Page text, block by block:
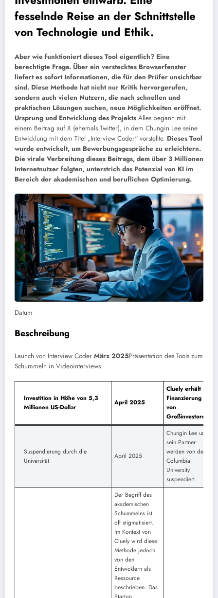
fesselnde Reise an der Schnittstelle
von Technologie und Ethik.
Aber wie funktioniert dieses Tool eigentlich? Eine
berechtigte Frage. Über ein verstecktes Browserfenster
liefert es sofort Informationen, die für den Prüfer unsichtbar
sind. Diese Methode hat nicht nur Kritik hervorgerufen,
sondern auch vielen Nutzern, die nach schnellen und
praktischen Lösungen suchen, neue Möglichkeiten eröffnet.
Ursprung und Entwicklung des Projekts Alles begann mit
einem Beitrag auf X (ehemals Twitter), in dem Chungin Lee seine
Entwicklung mit dem Titel „Interview Coder“ vorstellte. Dieses Tool
wurde entwickelt, um Bewerbungsgespräche zu erleichtern.
Die virale Verbreitung dieses Beitrags, dem über 3 Millionen
Internetnutzer folgten, unterstrich das Potenzial von KI im
Bereich der akademischen und beruflichen Optimierung.
Datum
Beschreibung
Launch von Interview Coder März 2025Präsentation des Tools zum
Schummeln in Videointerviews
Investition in Höhe von 5,3
Millionen US-Dollar
April 2025
Cluely erhält
Finanzierung
von
Großinvestoren
Suspendierung durch die
Universität
April 2025
Chungin Lee und
sein Partner
werden von der
Columbia
University
suspendiert
Der Begriff des
akademischen
Schummelns ist
oft stigmatisiert.
Im Kontext von
Cluely wird diese
Methode jedoch
von den
Entwicklern als
Ressource
beschrieben. Das